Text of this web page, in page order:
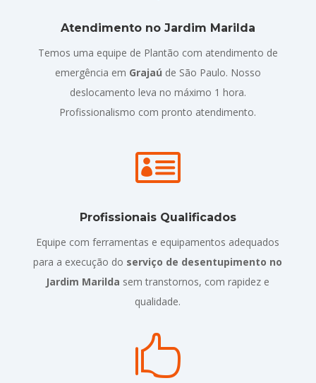
Atendimento no Jardim Marilda
Temos uma equipe de Plantão com atendimento de
emergência em Grajaú de São Paulo. Nosso
deslocamento leva no máximo 1 hora.
Profissionalismo com pronto atendimento.

Profissionais Qualificados
Equipe com ferramentas e equipamentos adequados
para a execução do serviço de desentupimento no
Jardim Marilda sem transtornos, com rapidez e
qualidade.
